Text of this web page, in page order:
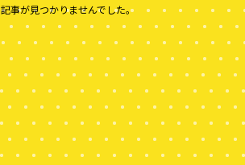
記事が見つかりませんでした。